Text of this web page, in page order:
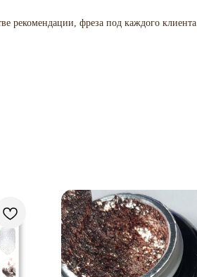
рекомендации, фреза под каждого клиента